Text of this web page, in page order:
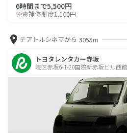
6時間まで5,500円
免責補償制度1,100円
テアトルシネマから 3055m
トヨタレンタカー赤坂
港区赤坂6-1-20国際新赤坂ビル西